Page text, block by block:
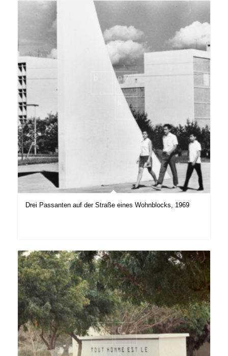
Drei Passanten auf der Straße eines Wohnblocks, 1969